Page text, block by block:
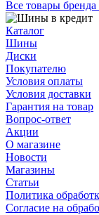
Все товары
Каталог
Шины
Диски
Покупателю
Условия оплаты
Условия доставки
Гарантия на товар
Вопрос-ответ
Акции
О магазине
Новости
Магазины
Статьи
Политика
Согласие на